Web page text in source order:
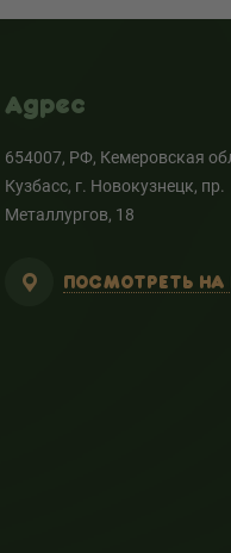
Адрес
654007, РФ, Кемеровская
Кузбасс, г. Новокузнецк, пр.
Металлургов, 18
ПОСМОТРЕТЬ НА